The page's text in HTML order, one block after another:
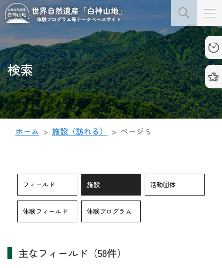
検索
ホーム 施設（訪れる） ページ 5
フィールド 施設 活動団体
体験フィールド 体験プログラム
主なフィールド（58件）